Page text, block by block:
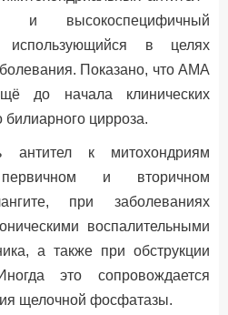
и высокоспецифичный
использующийся в целях
Показано, что АМА
до начала клинических
цирроза.
антител к митохондриям
и вторичном
при заболеваниях
воспалительными
а также при обструкции
это сопровождается
щелочной фосфатазы.